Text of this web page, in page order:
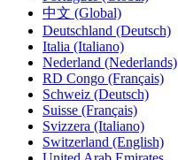
中文 (Global)
Deutschland (Deutsch)
Italia (Italiano)
Nederland (Nederlands)
RD Congo (Français)
Schweiz (Deutsch)
Suisse (Français)
Svizzera (Italiano)
Switzerland (English)